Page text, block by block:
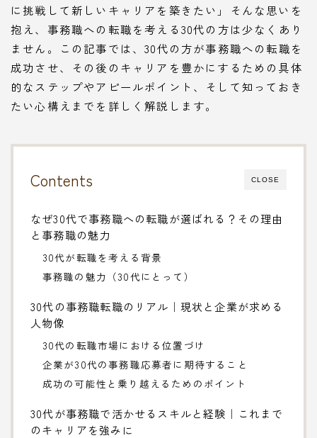
に挑戦して新しいキャリアを築きたい」そんな思いを
抱え、事務職への転職を考える30代の方は少なくあり
ません。この記事では、30代の方が事務職への転職を
成功させ、その後のキャリアを豊かにするための具体
的なステップやアピールポイント、そして知っておき
たい心構えまでを詳しく解説します。
CLOSE
Contents
なぜ30代で事務職への転職が選ばれる？その理由
と事務職の魅力
30代が転職を考える背景
事務職の魅力（30代にとって）
30代の事務職転職のリアル｜現状と企業が求める
人物像
30代の転職市場における位置づけ
企業が30代の事務職応募者に期待すること
成功の可能性と乗り越えるためのポイント
30代が事務職で活かせるスキルと経験｜これまで
のキャリアを強みに